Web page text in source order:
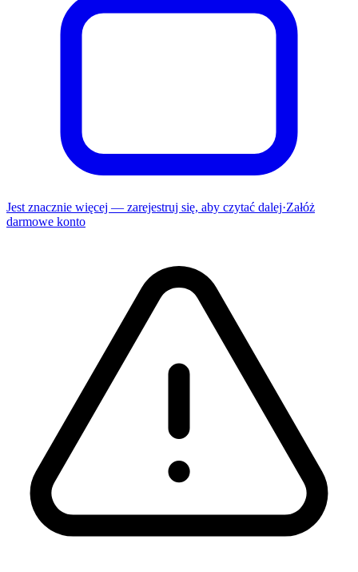
Jest znacznie więcej — zarejestruj się, aby czytać dalej·Załóż
darmowe konto